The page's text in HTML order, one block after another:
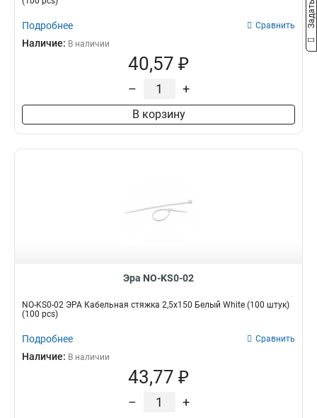
Подробнее Сравнить
Наличие: В наличии
40,57 ₽
– +
В корзину
Эра NO-KS0-02
NO-KS0-02 ЭРА Кабельная стяжка 2,5х150 Белый White (100 штук)
(100 pcs)
Подробнее Сравнить
Наличие: В наличии
43,77 ₽
– +